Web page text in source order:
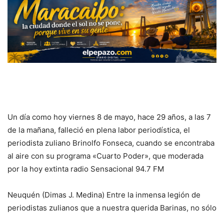
Un día como hoy viernes 8 de mayo, hace 29 años, a las 7
de la mañana, falleció en plena labor periodística, el
periodista zuliano Brinolfo Fonseca, cuando se encontraba
al aire con su programa «Cuarto Poder», que moderada
por la hoy extinta radio Sensacional 94.7 FM
Neuquén (Dimas J. Medina) Entre la inmensa legión de
periodistas zulianos que a nuestra querida Barinas, no sólo